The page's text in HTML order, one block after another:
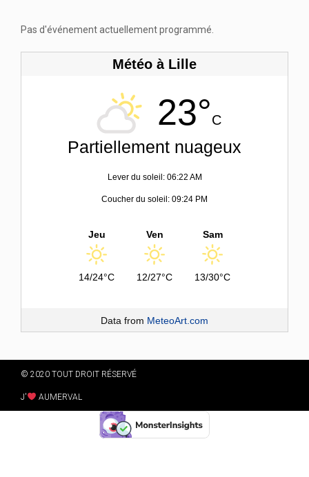
Pas d'événement actuellement programmé.
Météo à Lille
23°C
Partiellement nuageux
Lever du soleil: 06:22 AM
Coucher du soleil: 09:24 PM
Jeu
14/24°C
Ven
12/27°C
Sam
13/30°C
Data from MeteoArt.com
© 2020 TOUT DROIT RÉSERVÉ
J' AUMERVAL